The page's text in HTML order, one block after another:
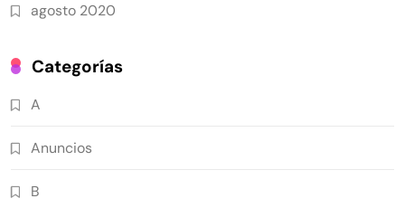
agosto 2020
Categorías
A
Anuncios
B